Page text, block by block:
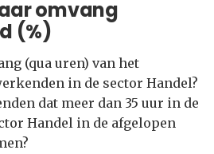
omvang
(%)
(qua uren) van het
in de sector Handel?
dat meer dan 35 uur in de
Handel in de afgelopen